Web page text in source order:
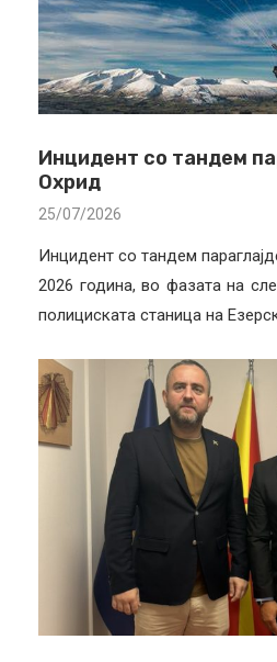
Инцидент со тандем
Охрид
25/07/2026
Инцидент со тандем
2026 година, во фазата на
полициската станица на